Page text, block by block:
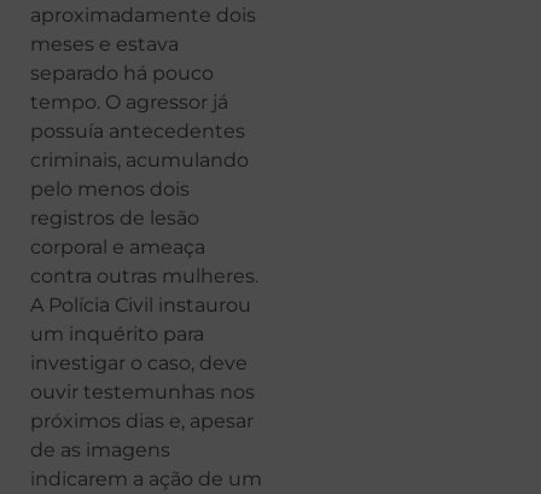
aproximadamente dois
meses e estava
separado há pouco
tempo. O agressor já
possuía antecedentes
criminais, acumulando
pelo menos dois
registros de lesão
corporal e ameaça
contra outras mulheres.
A Polícia Civil instaurou
um inquérito para
investigar o caso, deve
ouvir testemunhas nos
próximos dias e, apesar
de as imagens
indicarem a ação de um